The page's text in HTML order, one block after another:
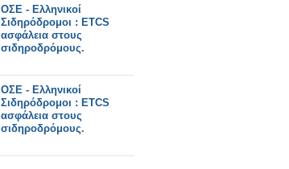
ΟΣΕ - Ελληνικοί
Σιδηρόδρομοι : ETCS
ασφάλεια στους
σιδηροδρόμους.
ΟΣΕ - Ελληνικοί
Σιδηρόδρομοι : ETCS
ασφάλεια στους
σιδηροδρόμους.